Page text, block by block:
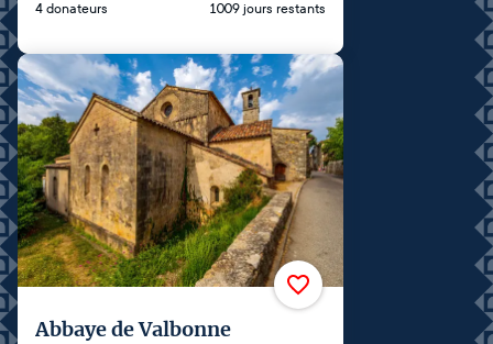
4 donateurs 1009 jours restants
Abbaye de Valbonne